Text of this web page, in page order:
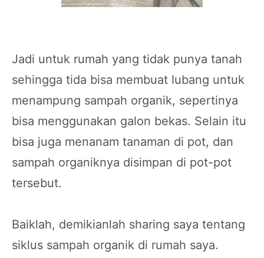
Jadi untuk rumah yang tidak punya tanah
sehingga tida bisa membuat lubang untuk
menampung sampah organik, sepertinya
bisa menggunakan galon bekas. Selain itu
bisa juga menanam tanaman di pot, dan
sampah organiknya disimpan di pot-pot
tersebut.
Baiklah, demikianlah sharing saya tentang
siklus sampah organik di rumah saya.